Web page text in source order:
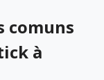
comuns
à